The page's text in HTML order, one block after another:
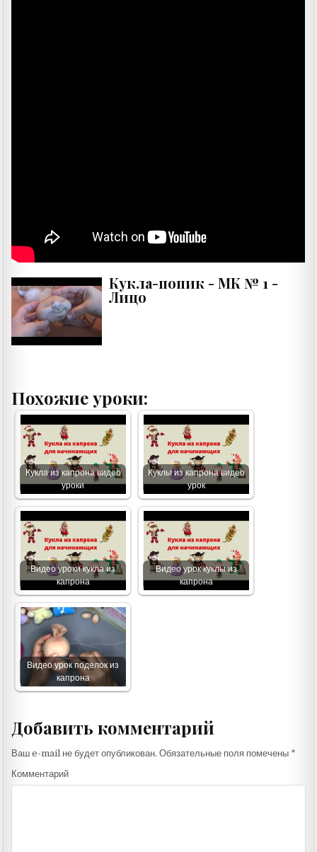
Кукла-попик - МК № 1 -
Лицо
Похожие уроки:
Кукла из капрона видео
уроки
Куклы из капрона видео
урок
Видео уроки кукла из
капрона
Видео урок куклы из
капрона
Видео урок поделок из
капрона
Добавить комментарий
Ваш e-mail не будет опубликован. Обязательные поля помечены *
Комментарий